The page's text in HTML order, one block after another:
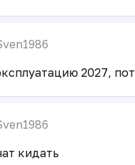
кидать
2027,